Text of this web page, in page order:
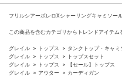
フリルシアーボレロXシャーリングキャミソー
この商品を含むカテゴリからトレンドアイテム
グレイル トップス
タンクトップ・キャミ
グレイル
トップス
トップスセット
グレイル
トップス
【セール】トップス
グレイル
アウター
カーディガン